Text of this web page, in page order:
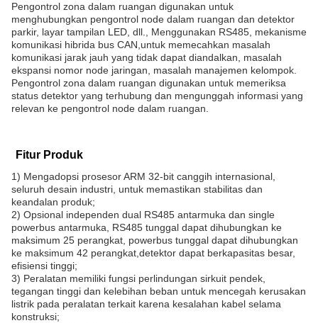
Pengontrol zona dalam ruangan digunakan untuk
menghubungkan pengontrol node dalam ruangan dan detektor
parkir, layar tampilan LED, dll., Menggunakan RS485, mekanisme
komunikasi hibrida bus CAN,untuk memecahkan masalah
komunikasi jarak jauh yang tidak dapat diandalkan, masalah
ekspansi nomor node jaringan, masalah manajemen kelompok.
Pengontrol zona dalam ruangan digunakan untuk memeriksa
status detektor yang terhubung dan mengunggah informasi yang
relevan ke pengontrol node dalam ruangan.
Fitur Produk
1) Mengadopsi prosesor ARM 32-bit canggih internasional,
seluruh desain industri, untuk memastikan stabilitas dan
keandalan produk;
2) Opsional independen dual RS485 antarmuka dan single
powerbus antarmuka, RS485 tunggal dapat dihubungkan ke
maksimum 25 perangkat, powerbus tunggal dapat dihubungkan
ke maksimum 42 perangkat,detektor dapat berkapasitas besar,
efisiensi tinggi;
3) Peralatan memiliki fungsi perlindungan sirkuit pendek,
tegangan tinggi dan kelebihan beban untuk mencegah kerusakan
listrik pada peralatan terkait karena kesalahan kabel selama
konstruksi;